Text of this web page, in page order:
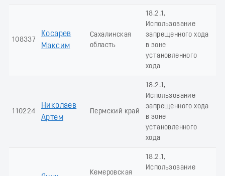
108337
Косарев
Максим
Сахалинская
область
18.2.1,
Использование
запрещенного хода
в зоне
установленного
хода
110224
Николаев
Артем
Пермский край
18.2.1,
Использование
запрещенного хода
в зоне
установленного
хода
Кемеровская
18.2.1,
Использование